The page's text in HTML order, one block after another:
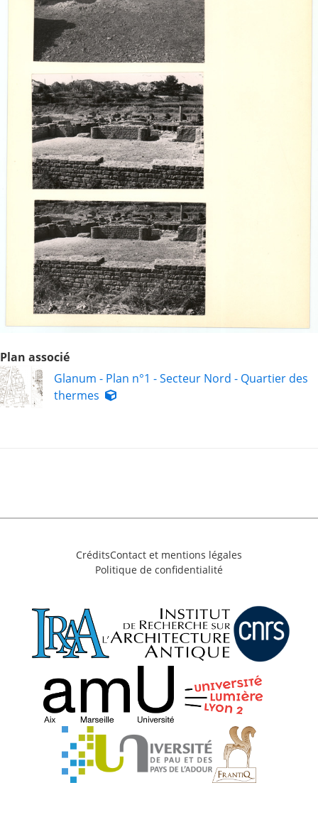
Plan associé
Glanum - Plan n°1 - Secteur Nord - Quartier des
thermes
CréditsContact et mentions légales
Politique de confidentialité